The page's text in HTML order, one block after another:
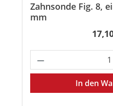
Zahnsonde Fig. 8,
mm
Produkt
In den